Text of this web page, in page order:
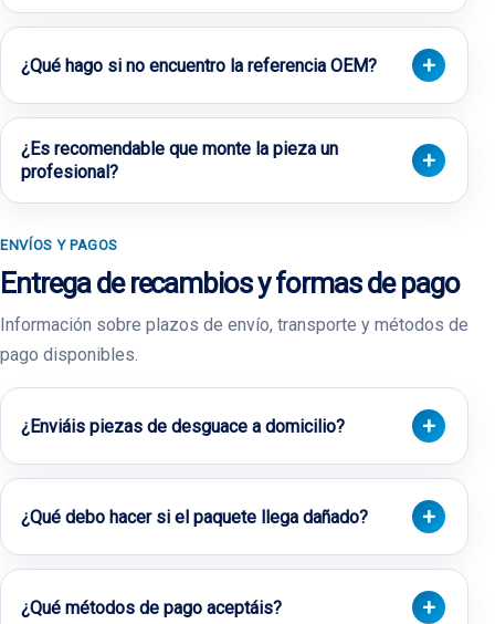
¿Qué hago si no encuentro la referencia OEM?
¿Es recomendable que monte la pieza un
profesional?
ENVÍOS Y PAGOS
Entrega de recambios y formas de pago
Información sobre plazos de envío, transporte y métodos de
pago disponibles.
¿Enviáis piezas de desguace a domicilio?
¿Qué debo hacer si el paquete llega dañado?
¿Qué métodos de pago aceptáis?